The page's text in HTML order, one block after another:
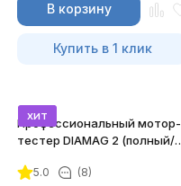
В корзину
Купить в 1 клик
хит
Профессиональный мотор-
тестер DIAMAG 2 (полный/
5.0 (8)